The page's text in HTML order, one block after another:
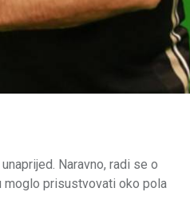
Naravno, radi se o
moglo prisustvovati oko pola